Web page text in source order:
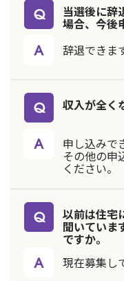
当選後に辞
場合、今後
辞退できま
収入が全く
申し込みで
その他の申
ください。
以前は住宅
聞いていま
ですか。
現在募集し